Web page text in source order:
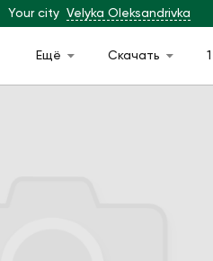
Your city Velyka Oleksandrivka
Ещё Скачать 1